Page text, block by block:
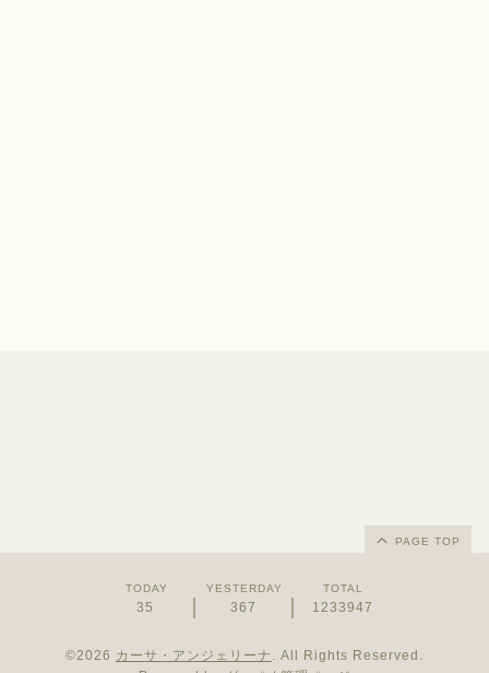
PAGE TOP
TODAY
35
YESTERDAY
367
TOTAL
1233947
©2026 カーサ・アンジェリーナ . All Rights Reserved.